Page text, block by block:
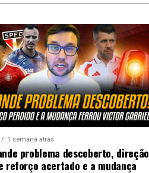
1 semana atrás
problema descoberto, direção
reforço acertado e a mudança